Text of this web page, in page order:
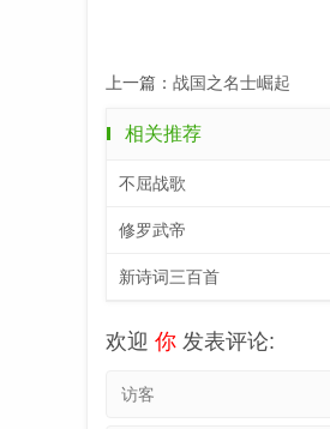
上一篇： 战国之名士崛起
相关推荐
不屈战歌
修罗武帝
新诗词三百首
欢迎 你 发表评论: